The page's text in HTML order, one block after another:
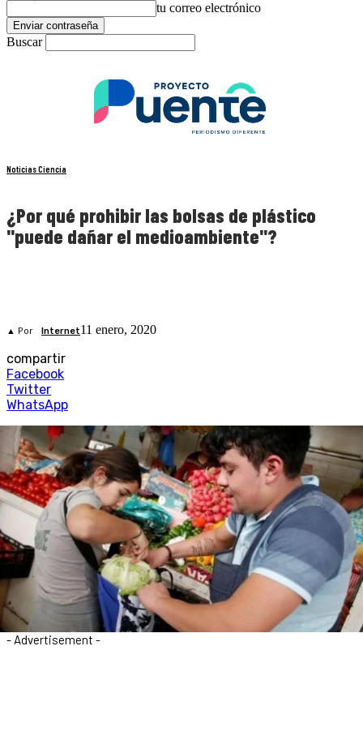
tu correo electrónico
Buscar
Noticias Ciencia
¿Por qué prohibir las bolsas de plástico
"puede dañar el medioambiente"?
▲ Por Internet11 enero, 2020
compartir
Facebook
Twitter
WhatsApp
- Advertisement -